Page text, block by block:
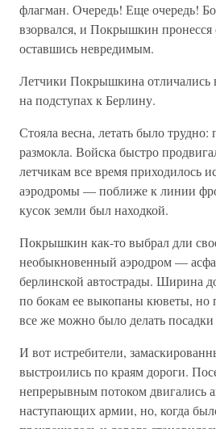
флагман. Очередь! Еще очередь!
взорвался, и Покрышкин пронесся
оставшись невредимым.
Летчики Покрышкина отличались
на подступах к Берлину.
Стояла весна, летать было трудно:
размокла. Войска быстро
летчикам все время приходилось
аэродромы — поближе к линии
кусок земли был находкой.
Покрышкин как-то выбрал дли
необыкновенный аэродром —
берлинской автострады. Ширина
по бокам ее выкопаны кюветы, но
все же можно было делать
И вот истребители,
выстроились по краям дороги.
непрерывным потоком двигались
наступающих армии, но, когда